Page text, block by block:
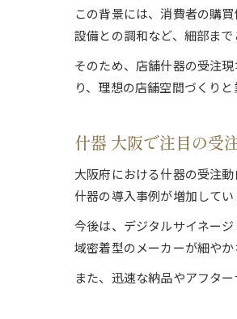
この背景には、消費者の購
設備との調和など、細部まで
そのため、店舗什器の受注
り、理想の店舗空間づくり
什器 大阪で注目の受
大阪府における什器の受注
什器の導入事例が増加してい
今後は、デジタルサイネー
域密着型のメーカーが細や
また、迅速な納品やアフタ